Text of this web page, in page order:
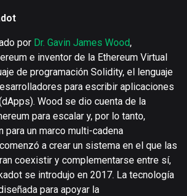
por Dr. Gavin James Wood,
e inventor de la Ethereum Virtual
de programación Solidity, el lenguaje
para escribir aplicaciones
Wood se dio cuenta de la
para escalar y, por lo tanto,
para un marco multi-cadena
a crear un sistema en el que las
coexistir y complementarse entre sí,
se introdujo en 2017. La tecnología
para apoyar la